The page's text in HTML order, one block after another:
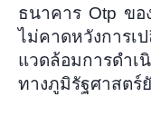
ธนาคาร Otp ขอ
ไม่คาดหวังการเ
แวดล้อมการดำเ
ทางภูมิรัฐศาสตร์